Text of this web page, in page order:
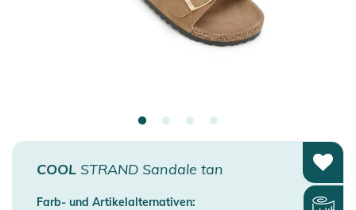
COOL STRAND Sandale tan
Farb- und Artikelalternativen: